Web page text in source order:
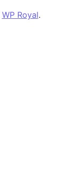
WP Royal.